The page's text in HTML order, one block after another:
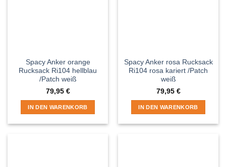
Spacy Anker orange
Rucksack Ri104 hellblau
/Patch weiß
79,95 €
IN DEN WARENKORB
Spacy Anker rosa Rucksack
Ri104 rosa kariert /Patch
weiß
79,95 €
IN DEN WARENKORB